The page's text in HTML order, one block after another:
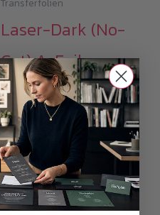
Transferfolien
Laser-Dark (No-
Cut) A-Foil
Finishing A4
ab29,99 € 94,99 €Preisspanne:
29,99 €
bis
94,99 €
i
Alle Preise inkl.19%
MwSt.plusVersandkosten
Mit der Laser-Dark (No-Cut)
A-Foil ist es möglich, weiße